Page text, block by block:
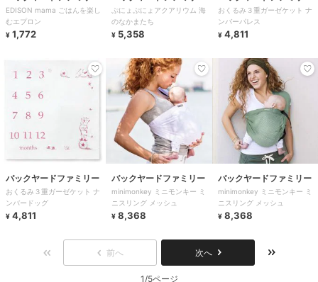
EDISON mama ごはんを楽し
むエプロン
¥ 1,772
ぷにょぷにょアクアリウム 海
のなかまたち
¥ 5,358
おくるみ３重ガーゼケット ナ
ンバーパレス
¥ 4,811
バックヤードファミリー
おくるみ３重ガーゼケット ナ
ンバードッグ
¥ 4,811
バックヤードファミリー
minimonkey ミニモンキー ミ
ニスリング メッシュ
¥ 8,368
バックヤードファミリー
minimonkey ミニモンキー ミ
ニスリング メッシュ
¥ 8,368
前へ 次へ
1/5ページ